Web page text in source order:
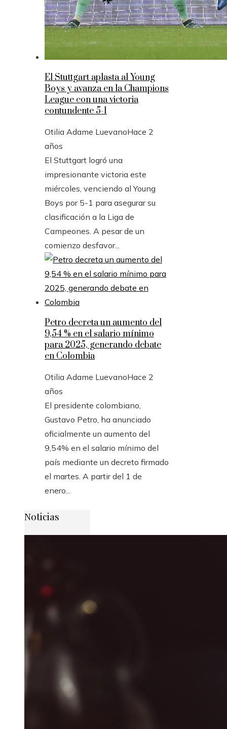
El Stuttgart aplasta al Young
Boys y avanza en la Champions
League con una victoria
contundente 5-1
Otilia Adame LuevanoHace 2
años
El Stuttgart logró una
impresionante victoria este
miércoles, venciendo al Young
Boys por 5-1 para asegurar su
clasificación a la Liga de
Campeones. A pesar de un
comienzo desfavor...
Petro decreta un aumento del
9,54 % en el salario mínimo
para 2025, generando debate
en Colombia
Otilia Adame LuevanoHace 2
años
El presidente colombiano,
Gustavo Petro, ha anunciado
oficialmente un aumento del
9,54% en el salario mínimo del
país mediante un decreto firmado
el martes. A partir del 1 de
enero...
Noticias